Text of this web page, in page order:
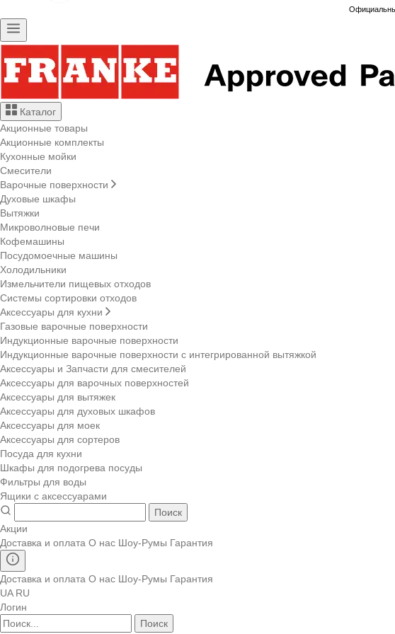
Каталог
Акционные товары
Акционные комплекты
Кухонные мойки
Смесители
Варочные поверхности
Духовые шкафы
Вытяжки
Микроволновые печи
Кофемашины
Посудомоечные машины
Холодильники
Измельчители пищевых отходов
Системы сортировки отходов
Аксессуары для кухни
Газовые варочные поверхности
Индукционные варочные поверхности
Индукционные варочные поверхности с интегрированной вытяжкой
Аксессуары и Запчасти для смесителей
Аксессуары для варочных поверхностей
Аксессуары для вытяжек
Аксессуары для духовых шкафов
Аксессуары для моек
Аксессуары для сортеров
Посуда для кухни
Шкафы для подогрева посуды
Фильтры для воды
Ящики с аксессуарами
Поиск
Акции
Доставка и оплата О нас Шоу-Румы Гарантия
Доставка и оплата О нас Шоу-Румы Гарантия
UA RU
Логин
Поиск